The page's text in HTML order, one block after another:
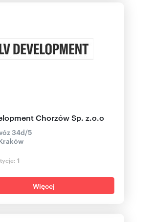
Chorzów Sp. z.o.o
34d/5
1
Więcej